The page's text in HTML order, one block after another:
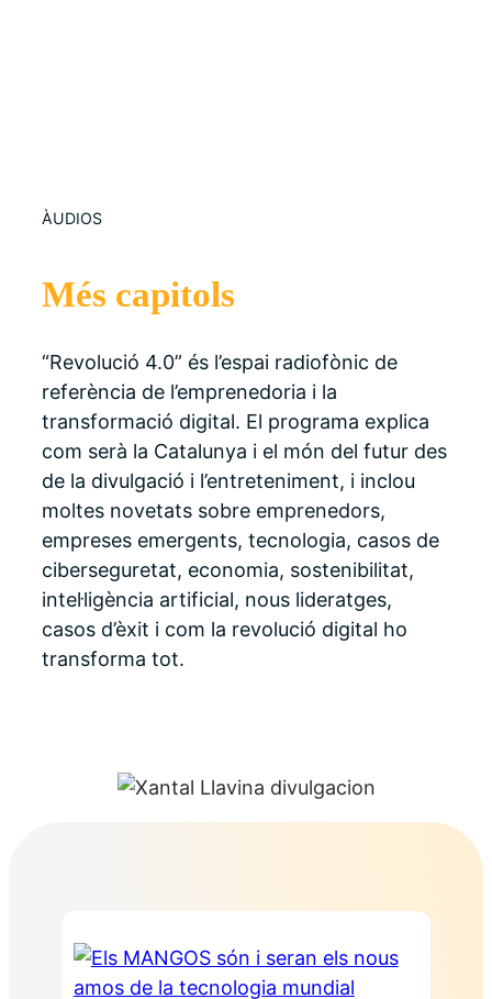
ÀUDIOS
Més capitols
“Revolució 4.0” és l’espai radiofònic de
referència de l’emprenedoria i la
transformació digital. El programa explica
com serà la Catalunya i el món del futur des
de la divulgació i l’entreteniment, i inclou
moltes novetats sobre emprenedors,
empreses emergents, tecnologia, casos de
ciberseguretat, economia, sostenibilitat,
intel·ligència artificial, nous lideratges,
casos d’èxit i com la revolució digital ho
transforma tot.